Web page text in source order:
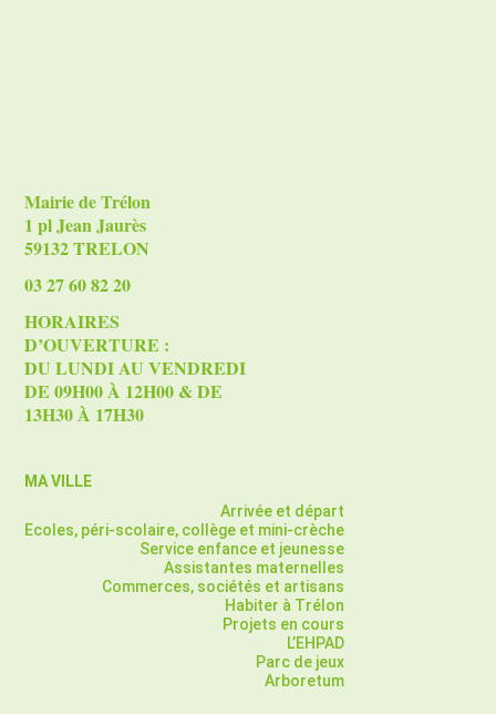
Mairie de Trélon
1 pl Jean Jaurès
59132 TRELON
03 27 60 82 20
HORAIRES
D’OUVERTURE :
DU LUNDI AU VENDREDI
DE 09H00 À 12H00 & DE
13H30 À 17H30
MA VILLE
Arrivée et départ
Ecoles, péri-scolaire, collège et mini-crèche
Service enfance et jeunesse
Assistantes maternelles
Commerces, sociétés et artisans
Habiter à Trélon
Projets en cours
L’EHPAD
Parc de jeux
Arboretum